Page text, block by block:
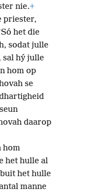
nie.+
priester,
het die
sodat julle
sal hý julle
hom op
se
daarop
hom
het hulle al
het hulle
manne